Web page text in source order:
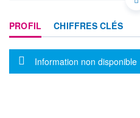
DONNÉES TEMPS DIFFÉRÉ
Politique d'exécution
PROFIL CHIFFRES CLÉS
Message d'information
Information non disponible